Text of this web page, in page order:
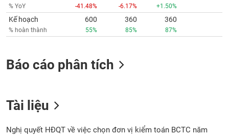
% YoY -41.48% -6.17% +1.50%
Kế hoạch
% hoàn thành
600
55%
360
85%
360
87%
Báo cáo phân tích
Tài liệu
Nghị quyết HĐQT về việc chọn đơn vị kiểm toán BCTC năm